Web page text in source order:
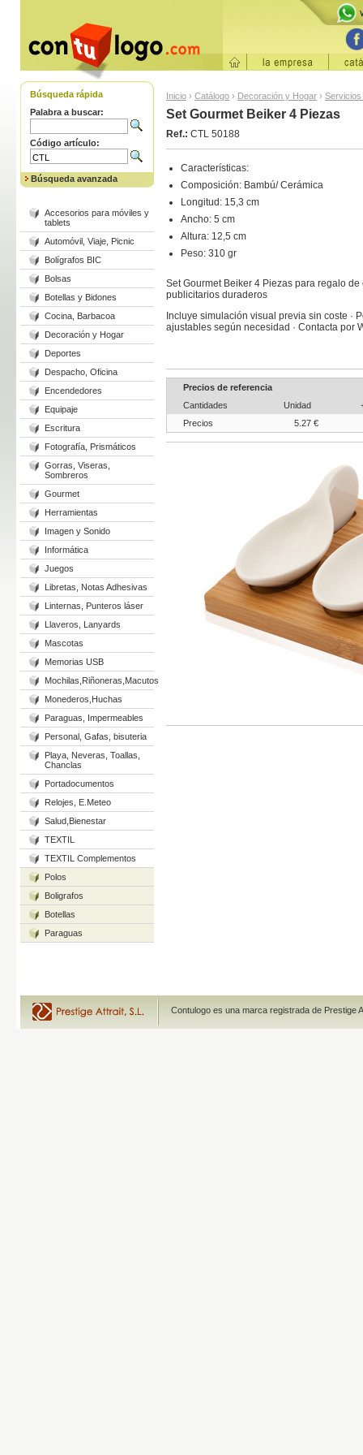
Búsqueda rápida
Palabra a buscar:
Código artículo:
Búsqueda avanzada
Accesorios para móviles y
tablets
Automóvil, Viaje, Picnic
Bolígrafos BIC
Bolsas
Botellas y Bidones
Cocina, Barbacoa
Decoración y Hogar
Deportes
Despacho, Oficina
Encendedores
Equipaje
Escritura
Fotografía, Prismáticos
Gorras, Viseras,
Sombreros
Gourmet
Herramientas
Imagen y Sonido
Informática
Juegos
Libretas, Notas Adhesivas
Linternas, Punteros láser
Llaveros, Lanyards
Mascotas
Memorias USB
Mochilas,Riñoneras,Macutos
Monederos,Huchas
Paraguas, Impermeables
Personal, Gafas, bisuteria
Playa, Neveras, Toallas,
Chanclas
Portadocumentos
Relojes, E.Meteo
Salud,Bienestar
TEXTIL
TEXTIL Complementos
Polos
Boligrafos
Botellas
Paraguas
Inicio › Catálogo › Decoración y Hogar ›
Set Gourmet Beiker 4 Piezas
Ref.: CTL 50188
Características:
Composición: Bambú/ Cerámica
Longitud: 15,3 cm
Ancho: 5 cm
Altura: 12,5 cm
Peso: 310 gr
Set Gourmet Beiker 4 Piezas para regalo
publicitarios duraderos
Incluye simulación visual previa sin coste ·
ajustables según necesidad · Contacta por
Precios de referencia
Cantidades
Unidad
Precios
5.27 €
Contulogo es una marca registrada de